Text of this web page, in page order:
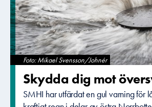
Foto: Mikael Svensson/Johnér
Skydda dig mot
SMHI har utfärdat en gul varning för